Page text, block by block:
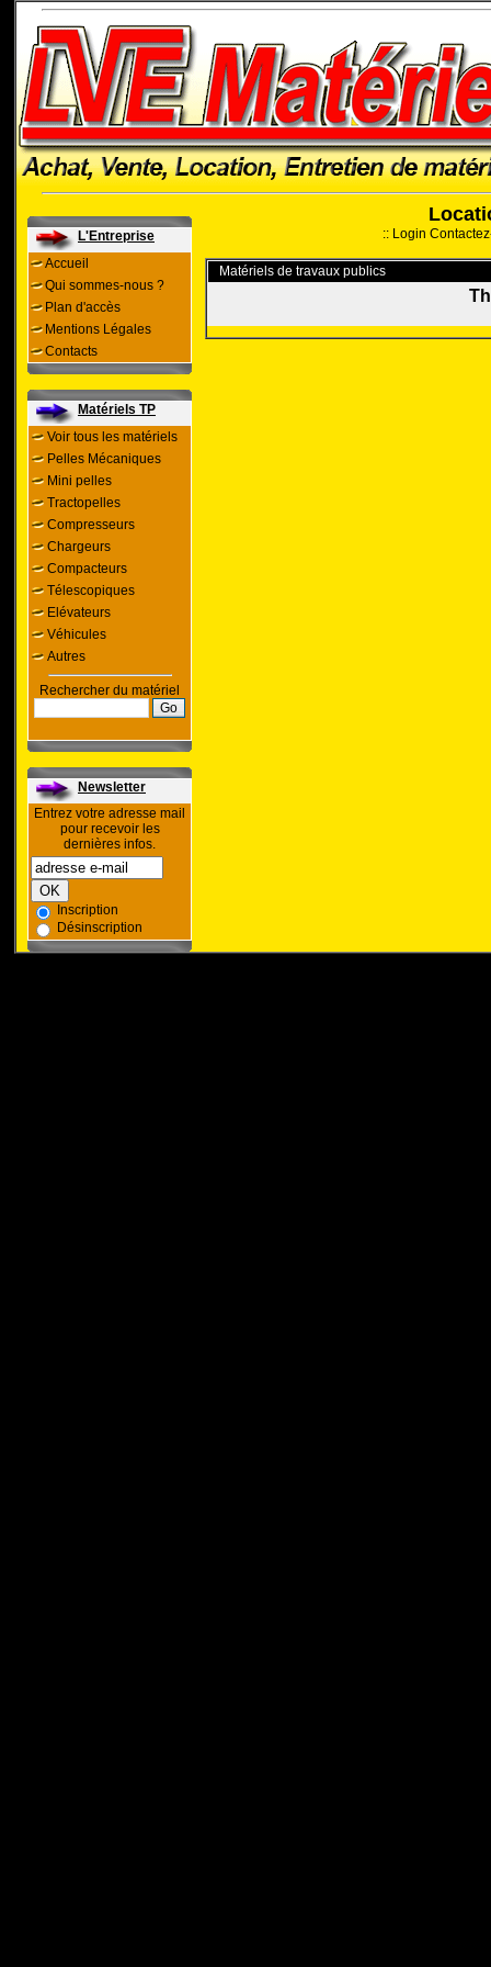
L'Entreprise
Accueil
Qui sommes-nous ?
Plan d'accès
Mentions Légales
Contacts
Matériels TP
Voir tous les matériels
Pelles Mécaniques
Mini pelles
Tractopelles
Compresseurs
Chargeurs
Compacteurs
Télescopiques
Elévateurs
Véhicules
Autres
Rechercher du matériel
Newsletter
Entrez votre adresse mail
pour recevoir les
dernières infos.
Inscription
Désinscription
:: Login
Matériels de travaux publics